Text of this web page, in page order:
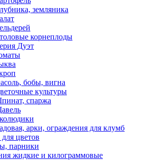
земляника
корнеплоды
Дуэт
бобы, вигна
культуры
спаржа
арки, ограждения для клумб
цветов
парники
жидкие и килограммовые